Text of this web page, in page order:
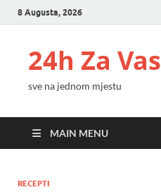
8 Augusta, 2026
24h Za Vas
sve na jednom mjestu
MAIN MENU
RECEPTI